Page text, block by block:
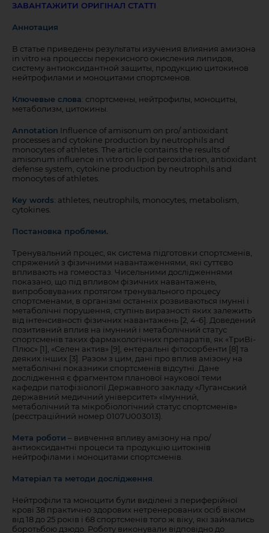
ЗАВАНТАЖИТИ ОРИГІНАЛ СТАТТІ
Аннотация
В статье приведены результаты изучения влияния амизона
in vitro на процессы перекисного окисления липидов,
систему антиоксидантной защиты, продукцию цитокинов
нейтрофилами и моноцитами спортсменов.
Ключевые слова: спортсмены, нейтрофилы, моноциты,
метаболизм, цитокины.
Annotation Inﬂuence of amisonum on pro/ antioxidant
processes and cytokine production by neutrophils and
monocytes of athletes. The article contains the results of
amisonum inﬂuence in vitro on lipid peroxidation, antioxidant
defense system, cytokine production by neutrophils and
monocytes of athletes.
Key words: athletes, neutrophils, monocytes, metabolism,
cytokines.
Постановка проблеми.
Тренувальний процес, як система підготовки спортсменів,
спряжений з фізичними навантаженнями, які суттєво
впливають на гомеостаз. Чисельними дослідженнями
показано, що під впливом фізичних навантажень,
випробовуваних протягом тренувального процесу
спортсменами, в організмі останніх розвиваються імунні і
метаболічні порушення, ступінь виразності яких залежить
від інтенсивності фізичних навантажень [2, 4-6]. Доведений
позитивний вплив на імунний і метаболічний статус
спортсменів таких фармакологічних препаратів, як «ТриВі-
Плюс» [1], «Селен актив» [9], ентеральні фітосорбенти [8] та
деяких інших [3]. Разом з цим, дані про вплив амізону на
метаболічні показники спортсменів відсутні. Дане
дослідження є фрагментом планової наукової теми
кафедри патофізіології Державного закладу «Луганський
державний медичний університет» «Імунний,
метаболічний та мікробіологічний статус спортсменів»
(реєстраційний номер 0107U003013).
Мета роботи – вивчення впливу амізону на про/
антиоксидантні процеси та продукцію цитокінів
нейтрофілами і моноцитами спортсменів.
Матеріал та методи дослідження
Нейтрофіли та моноцити були виділені з периферійної
крові 38 практично здорових нетренерованих осіб віком
від 18 до 25 років і 68 спортсменів того ж віку, які займались
боротьбою дзюдо. Роботу виконували відповідно до